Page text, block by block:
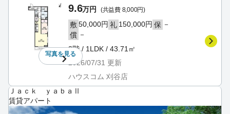
写真を見る
9.6万円 (共益費 8,000円)
敷50,000円 礼 150,000円 保 －
償 －
3階 / 1LDK / 43.71㎡
2026/07/31 更新
ハウスコム 刈谷店
Ｊａｃｋ ｙａｂａⅡ
賃貸アパート